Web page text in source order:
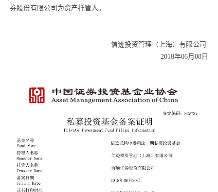
券股份有限公司为资产托管人。
信迹投资管理（上海）有限公司
2018年06月08日